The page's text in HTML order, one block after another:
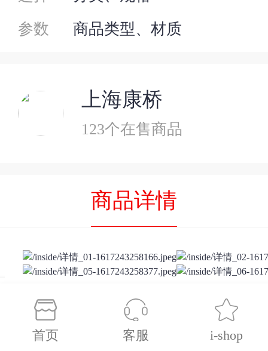
参数
商品类型、材质
上海康桥
123个在售商品
商品详情
首页 客服 i-shop